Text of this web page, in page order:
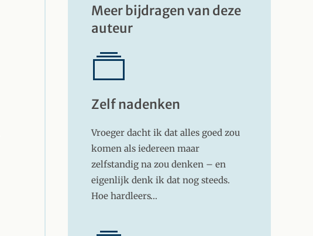
Meer bijdragen van deze
auteur
Zelf nadenken
Vroeger dacht ik dat alles goed zou
komen als iedereen maar
zelfstandig na zou denken – en
eigenlijk denk ik dat nog steeds.
Hoe hardleers…